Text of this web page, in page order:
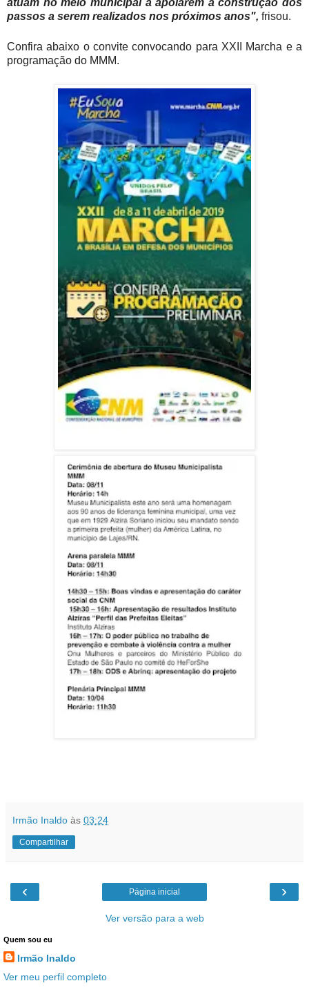
atuam no meio municipal a apoiarem a construção dos
passos a serem realizados nos próximos anos", frisou.
Confira abaixo o convite convocando para XXII Marcha e a
programação do MMM.
Irmão Inaldo às 03:24
Compartilhar
‹ ›
Página inicial
Ver versão para a web
Quem sou eu
Irmão Inaldo
Ver meu perfil completo